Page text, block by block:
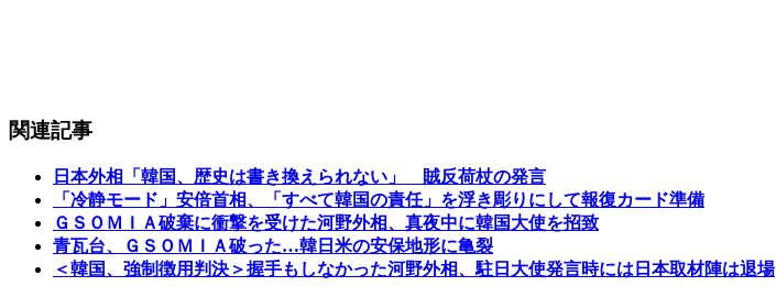
関連記事
日本外相「韓国、歴史は書き換えられない」 賊反荷杖の発言
「冷静モード」安倍首相、「すべて韓国の責任」を浮き彫りにして報復カード準備
ＧＳＯＭＩＡ破棄に衝撃を受けた河野外相、真夜中に韓国大使を招致
青瓦台、ＧＳＯＭＩＡ破った…韓日米の安保地形に亀裂
＜韓国、強制徴用判決＞握手もしなかった河野外相、駐日大使発言時には日本取材陣は退場